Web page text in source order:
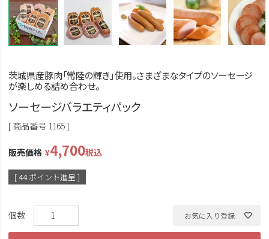
茨城県産豚肉「常陸の輝き」使用。さまざまなタイプのソーセージ
が楽しめる詰め合わせ。
ソーセージバラエティパック
商品番号 1165
販売価格 ¥4,700税込
[44ポイント進呈 ]
お気に入り登録